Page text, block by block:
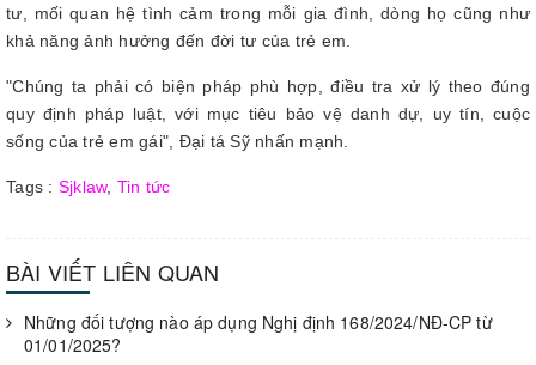
tư, mối quan hệ tình cảm trong mỗi gia đình, dòng họ cũng như
khả năng ảnh hưởng đến đời tư của trẻ em.
"Chúng ta phải có biện pháp phù hợp, điều tra xử lý theo đúng
quy định pháp luật, với mục tiêu bảo vệ danh dự, uy tín, cuộc
sống của trẻ em gái", Đại tá Sỹ nhấn mạnh.
Tags : Sjklaw, Tin tức
BÀI VIẾT LIÊN QUAN
Những đối tượng nào áp dụng Nghị định 168/2024/NĐ-CP từ
01/01/2025?